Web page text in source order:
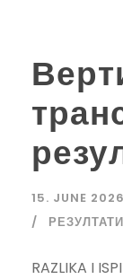
15. JUNE
RAZLIKA I